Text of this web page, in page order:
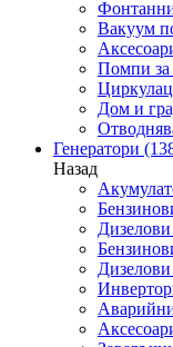
Вакуум
Помпи за
Дом и
Генератори
Назад